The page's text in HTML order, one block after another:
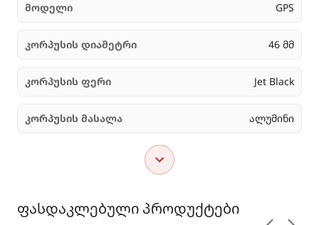
მოდელი GPS
კორპუსის დიამეტრი 46 მმ
კორპუსის ფერი Jet Black
კორპუსის მასალა ალუმინი
ფასდაკლებული პროდუქტები